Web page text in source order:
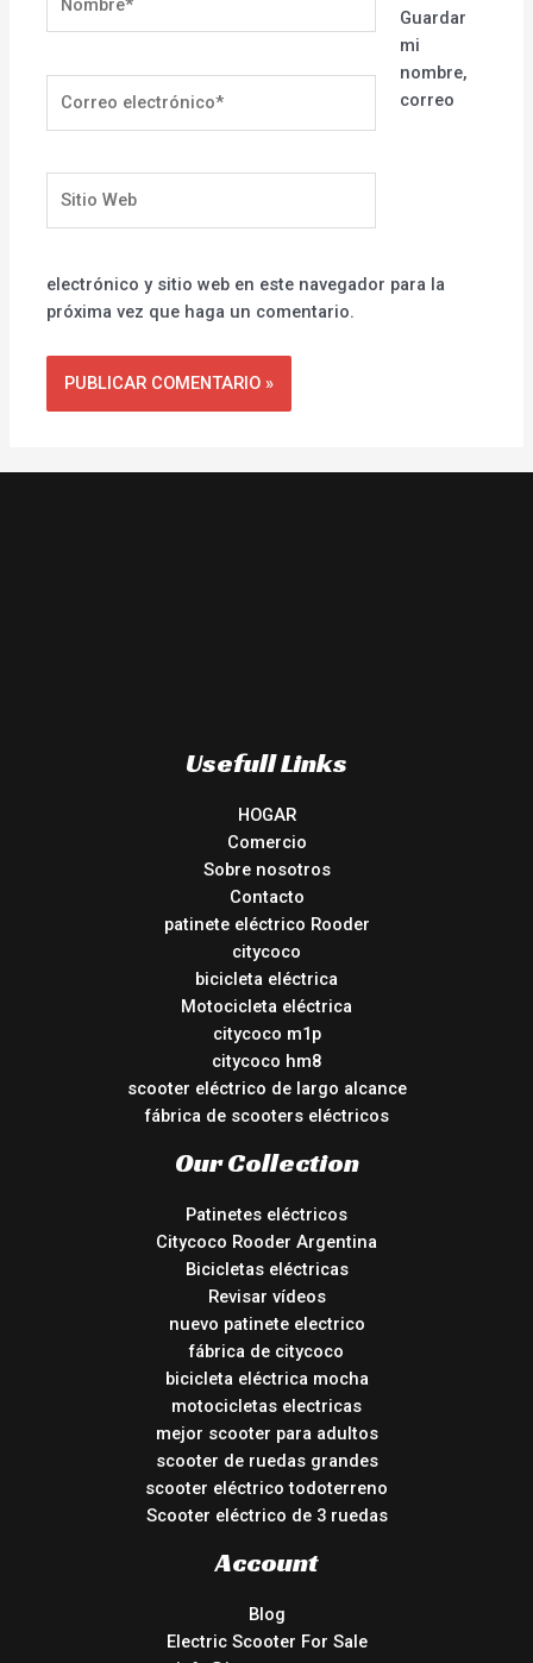
electrónico*
Web
Guardar
mi
nombre,
correo
electrónico y sitio web en este navegador para la
próxima vez que haga un comentario.
Usefull Links
HOGAR
Comercio
Sobre nosotros
Contacto
patinete eléctrico Rooder
citycoco
bicicleta eléctrica
Motocicleta eléctrica
citycoco m1p
citycoco hm8
scooter eléctrico de largo alcance
fábrica de scooters eléctricos
Our Collection
Patinetes eléctricos
Citycoco Rooder Argentina
Bicicletas eléctricas
Revisar vídeos
nuevo patinete electrico
fábrica de citycoco
bicicleta eléctrica mocha
motocicletas electricas
mejor scooter para adultos
scooter de ruedas grandes
scooter eléctrico todoterreno
Scooter eléctrico de 3 ruedas
Account
Blog
Electric Scooter For Sale